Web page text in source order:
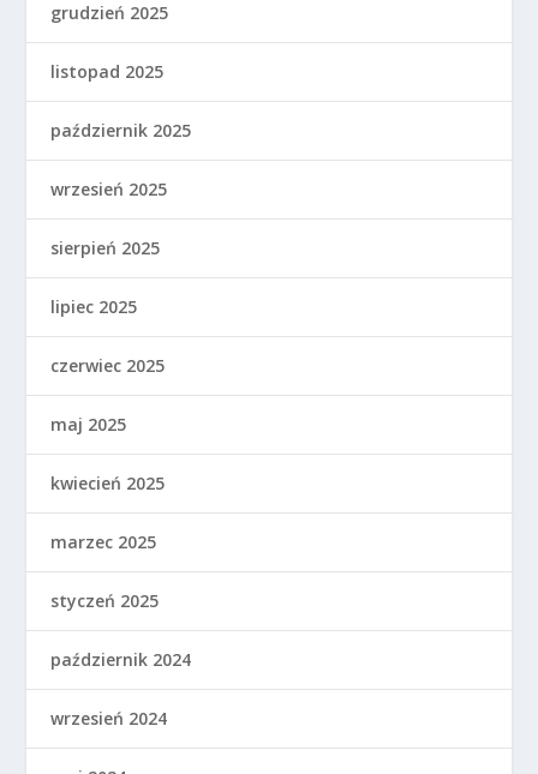
grudzień 2025
listopad 2025
październik 2025
wrzesień 2025
sierpień 2025
lipiec 2025
czerwiec 2025
maj 2025
kwiecień 2025
marzec 2025
styczeń 2025
październik 2024
wrzesień 2024